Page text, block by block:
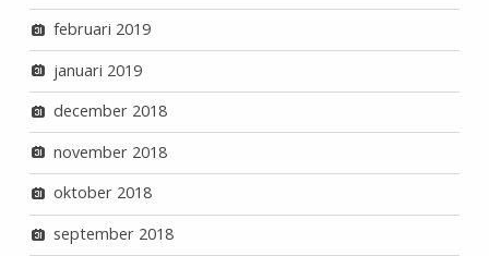
februari 2019
januari 2019
december 2018
november 2018
oktober 2018
september 2018